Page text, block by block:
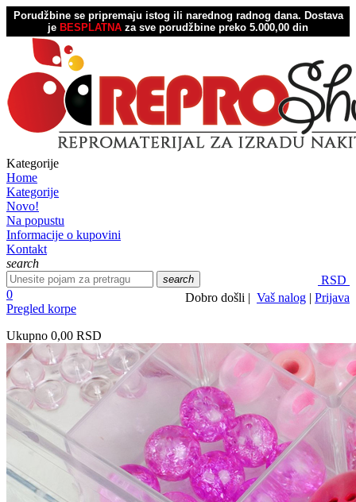
Porudžbine se pripremaju istog ili narednog radnog dana. Dostava
je BESPLATNA za sve porudžbine preko 5.000,00 din
Kategorije
Home
Kategorije
Novo!
Na popustu
Informacije o kupovini
Kontakt
RSD
Dobro došli | Vaš nalog | Prijava
search
search
0
Pregled korpe
Ukupno 0,00 RSD